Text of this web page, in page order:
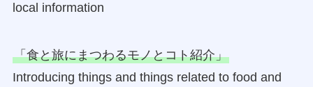
local information
「食と旅にまつわるモノとコト紹介」
Introducing things and things related to food and